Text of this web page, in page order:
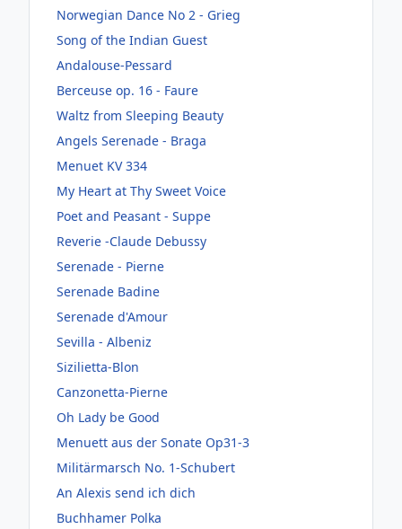
Norwegian Dance No 2 - Grieg
Song of the Indian Guest
Andalouse-Pessard
Berceuse op. 16 - Faure
Waltz from Sleeping Beauty
Angels Serenade - Braga
Menuet KV 334
My Heart at Thy Sweet Voice
Poet and Peasant - Suppe
Reverie -Claude Debussy
Serenade - Pierne
Serenade Badine
Serenade d'Amour
Sevilla - Albeniz
Sizilietta-Blon
Canzonetta-Pierne
Oh Lady be Good
Menuett aus der Sonate Op31-3
Militärmarsch No. 1-Schubert
An Alexis send ich dich
Buchhamer Polka